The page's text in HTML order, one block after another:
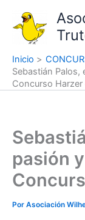
contenido
Inicio
Sebastián
Concurso Harzer
pasión
Por Asociación